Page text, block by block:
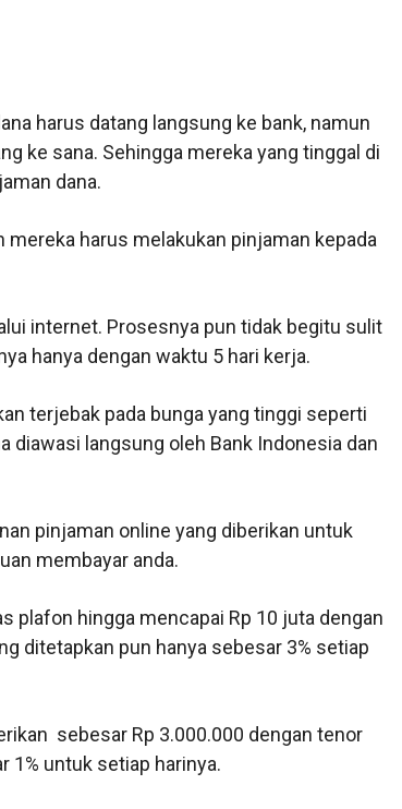
harus datang langsung ke bank, namun
ke sana. Sehingga mereka yang tinggal di
dana.
mereka harus melakukan pinjaman kepada
internet. Prosesnya pun tidak begitu sulit
hanya dengan waktu 5 hari kerja.
terjebak pada bunga yang tinggi seperti
diawasi langsung oleh Bank Indonesia dan
pinjaman online yang diberikan untuk
membayar anda.
plafon hingga mencapai Rp 10 juta dengan
ditetapkan pun hanya sebesar 3% setiap
sebesar Rp 3.000.000 dengan tenor
1% untuk setiap harinya.